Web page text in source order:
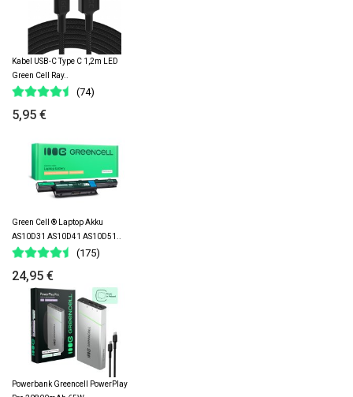
Kabel USB-C Type C 1,2m LED
Green Cell Ray..
(74)
5,95 €
Green Cell ® Laptop Akku
AS10D31 AS10D41 AS10D51..
(175)
24,95 €
Powerbank Greencell PowerPlay